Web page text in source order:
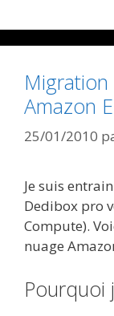
Amazon
25/01/2010
Je suis
Dedibox pro
Compute).
nuage
Pourquoi